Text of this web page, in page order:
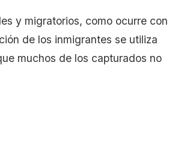
y migratorios, como ocurre con
de los inmigrantes se utiliza
muchos de los capturados no